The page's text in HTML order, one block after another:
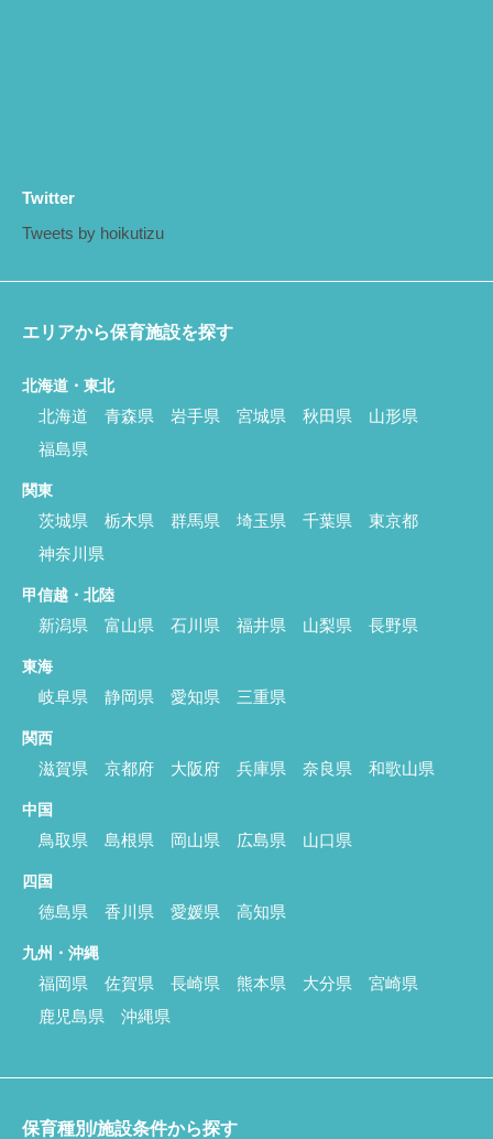
Twitter
Tweets by hoikutizu
エリアから保育施設を探す
北海道・東北
北海道 青森県 岩手県 宮城県 秋田県
山形県
福島県
関東
茨城県 栃木県 群馬県 埼玉県 千葉県
東京都
神奈川県
甲信越・北陸
新潟県 富山県 石川県 福井県 山梨県 長野県
東海
岐阜県 静岡県 愛知県 三重県
関西
滋賀県 京都府 大阪府 兵庫県 奈良県 和歌山県
中国
鳥取県 島根県 岡山県 広島県 山口県
四国
徳島県 香川県 愛媛県 高知県
九州・沖縄
福岡県 佐賀県 長崎県 熊本県 大分県
宮崎県
鹿児島県
沖縄県
保育種別/施設条件から探す